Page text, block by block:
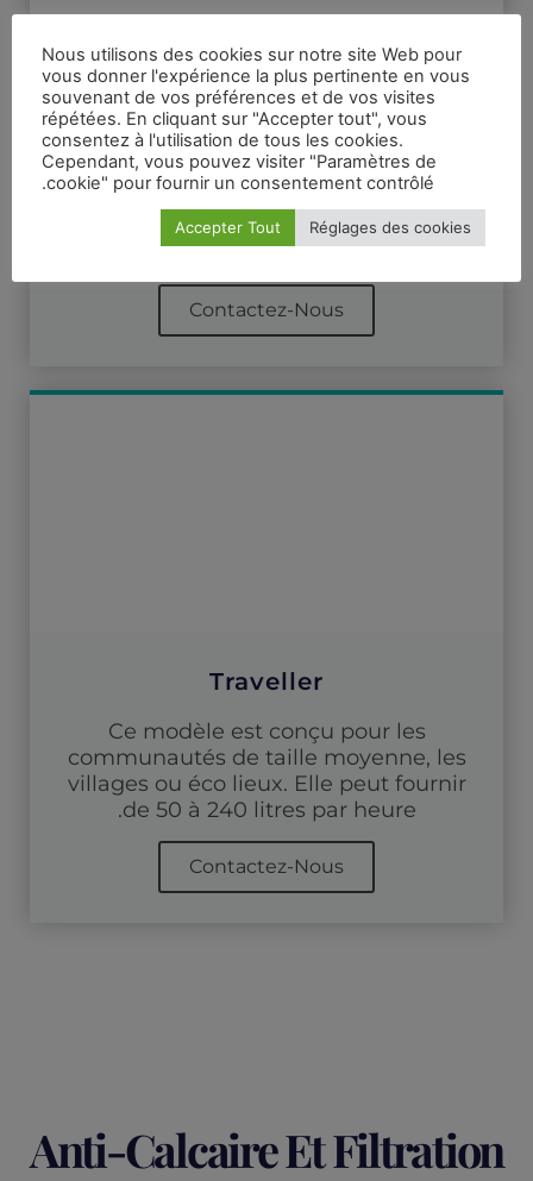
Fontaine Aquavision
De part son design fin et élégant elle
sera parfaite pour les restaurants, les
hôtels, les salles de sport, les spas et
les entreprises de taille moyenne.
Contactez-Nous
Traveller
Ce modèle est conçu pour les
communautés de taille moyenne, les
villages ou éco lieux. Elle peut fournir
de 50 à 240 litres par heure.
Contactez-Nous
Anti-Calcaire Et Filtration
Nous utilisons des cookies sur notre site Web pour
vous donner l'expérience la plus pertinente en vous
souvenant de vos préférences et de vos visites
répétées. En cliquant sur "Accepter tout", vous
consentez à l'utilisation de tous les cookies.
Cependant, vous pouvez visiter "Paramètres de
cookie" pour fournir un consentement contrôlé.
Réglages des cookies
Accepter Tout